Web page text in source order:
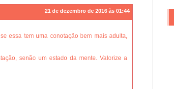
21 de dezembro de 2016 às 01:44
essa tem uma conotação bem mais adulta,
senão um estado da mente. Valorize a